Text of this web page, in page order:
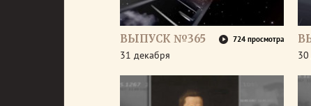
ВЫПУСК №365 724 просмотра
31 декабря 30